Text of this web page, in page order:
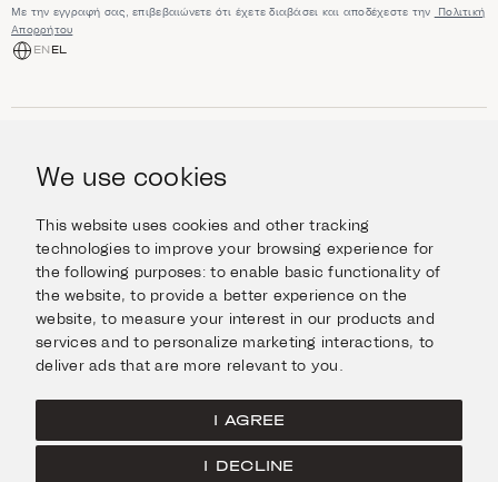
We use cookies
This website uses cookies and other tracking
technologies to improve your browsing experience for
the following purposes:to enable basic functionality of
the website,to provide a better experience on the
website,to measure your interest in our products and
services and to personalize marketing interactions, to
deliver ads that are more relevant to you
I AGREE
I DECLINE
Με την εγγραφή σας, επιβεβαιώνετε ότι έχετε διαβάσει και αποδέχεστε την
Πολιτική
Απορρήτου
EN EL
Κοσμήματα
Ρολόγια
Ταξιδέψτε με Στυλ
ΠΛΗΡΟΦΟΡΊΕΣ
Βοήθεια και Ερωτήσεις
Αποστολές και επιστροφές
Επικοινωνήστε μαζί μας
ΣΧΕΤΙΚΆ ΜΕ ΕΜΆΣ
Η οικογένεια Ιμάνογλου
Τα καταστήματά μας
Facebook
ΝΟΜΙΚΆ
Πολιτική Cookies